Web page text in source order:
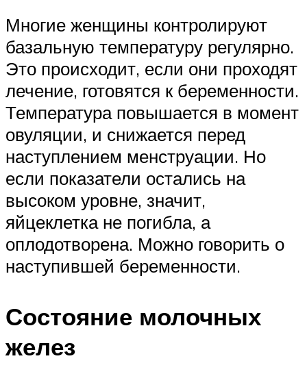
Многие женщины контролируют
базальную температуру регулярно.
Это происходит, если они проходят
лечение, готовятся к беременности.
Температура повышается в момент
овуляции, и снижается перед
наступлением менструации. Но
если показатели остались на
высоком уровне, значит,
яйцеклетка не погибла, а
оплодотворена. Можно говорить о
наступившей беременности.
Состояние молочных
желез